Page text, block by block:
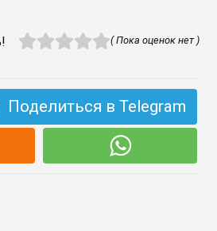
( Пока оценок нет )
Поделиться в Telegram